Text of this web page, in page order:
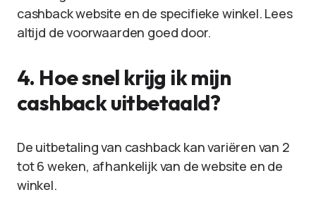
cashback website en de specifieke winkel. Lees
altijd de voorwaarden goed door.
4. Hoe snel krijg ik mijn
cashback uitbetaald?
De uitbetaling van cashback kan variëren van 2
tot 6 weken, afhankelijk van de website en de
winkel.